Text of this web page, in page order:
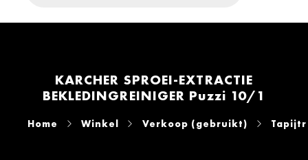
KARCHER SPROEI-EXTRACTIE
BEKLEDINGREINIGER Puzzi 10/1
Home Winkel Verkoop (gebruikt)